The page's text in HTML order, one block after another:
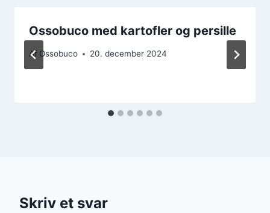
Ossobuco med kartofler og persille
Af Ossobuco 20. december 2024
Skriv et svar